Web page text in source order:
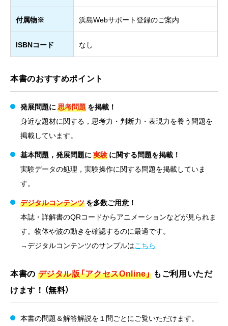
付属物※ 浜島Webサポート登録のご案内
ISBNコード なし
本書のおすすめポイント
発展問題に 思考問題 を掲載！
身近な題材に関する，思考力・判断力・表現力を養う問題を
掲載しています。
基本問題，発展問題に 実験 に関する問題を掲載！
実験データの処理，実験操作に関する問題を掲載していま
す。
デジタルコンテンツ を多数ご用意！
本誌・詳解書のQRコードからアニメーションなどが見られま
す。物体や波の動きを確認するのに最適です。
→デジタルコンテンツのサンプルはこちら
本書の デジタル版「アクセスOnline」 もご利用いただ
けます！（無料）
本書の問題＆解答解説を１問ごとにご覧いただけます。